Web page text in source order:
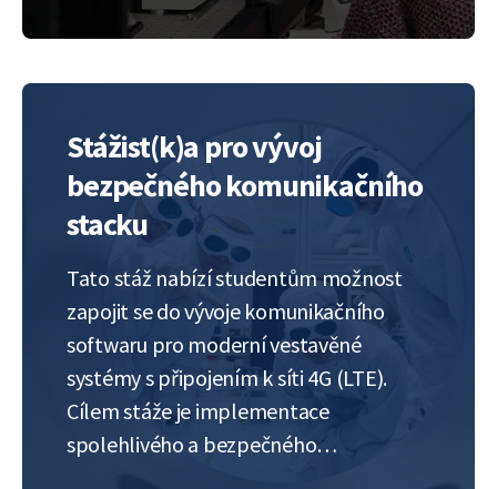
material behavior in motion. The
Stážist(k)a pro vývoj
bezpečného komunikačního
stacku
Tato stáž nabízí studentům možnost
zapojit se do vývoje komunikačního
softwaru pro moderní vestavěné
systémy s připojením k síti 4G (LTE).
Cílem stáže je implementace
spolehlivého a bezpečného